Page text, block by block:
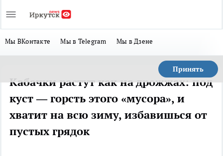
Мы ВКонтакте Мы в Telegram Мы в Дзене
Принять
Кабачки растут как на дрожжах: под
куст — горсть этого «мусора», и
хватит на всю зиму, избавишься от
пустых грядок